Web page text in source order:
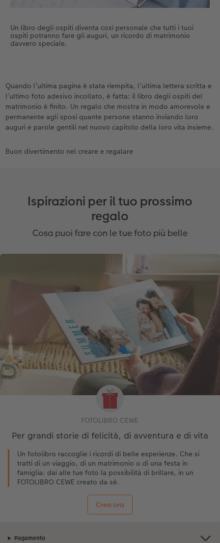
Un libro degli ospiti diventa così personale che tutti i tuoi
ospiti potranno fare gli auguri, un ricordo di matrimonio
davvero speciale.
Quando l’ultima pagina è stata riempita, l’ultima lettera scritta e
l’ultimo foto adesivo incollato, è fatta: il libro degli ospiti del
matrimonio è finito. Un regalo che mostra in modo amorevole e
permanente agli sposi quante persone stanno inviando loro
auguri e parole gentili nel nuovo capitolo della loro vita insieme.
Buon divertimento nel creare e regalare
Ispirazioni per il tuo prossimo
regalo
Cosa puoi fare con le tue foto più belle
FOTOLIBRO CEWE
Per grandi storie di felicità, di avventura e di vita
Un fotolibro raccoglie i ricordi di belle esperienze. Che si
tratti di un viaggio, di un matrimonio o di una festa in
famiglia: dai alle tue foto la possibilità di brillare, in un
FOTOLIBRO CEWE creato da sé.
Crea ora
Pagamento